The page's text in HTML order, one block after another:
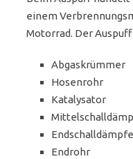
einem
Motorrad. Der
Abgaskrümmer
Hosenrohr
Katalysator
Endrohr